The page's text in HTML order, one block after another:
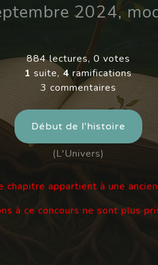
2024,
884 lectures, 0 votes
1 suite,4ramifications
3 commentaires
Début de l'histoire
(L'Univers)
chapitre appartient à une
à ce concours ne sont plus